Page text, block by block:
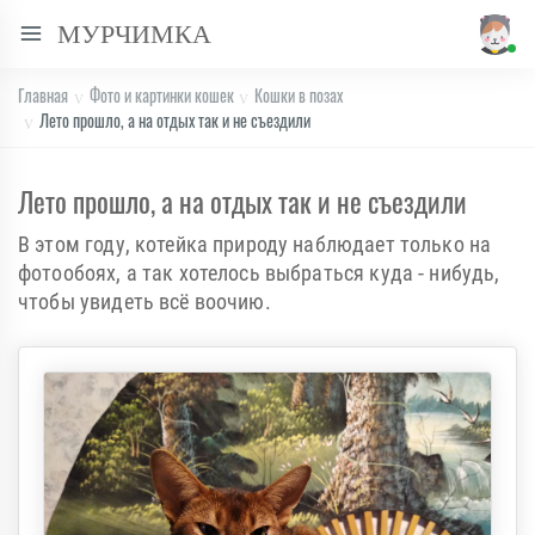
МУРЧИМКА
Главная Фото и картинки кошек
Кошки в позах
Лето прошло, а на отдых так и не съездили
Лето прошло, а на отдых так и не съездили
В этом году, котейка природу наблюдает только на
фотообоях, а так хотелось выбраться куда - нибудь,
чтобы увидеть всё воочию.